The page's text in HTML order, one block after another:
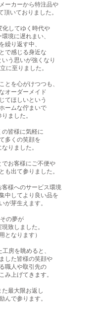
ーカーから特注品や
いておりました。
化してゆく時代や
境に遅れまい、
繰り返す中、
で感じる身近な
う思いが強くなり
に至りました。
とを心がけつつも、
オーダーメイド
てほしいという
ームな佇まいで
ました。
皆様に気軽に
多くの笑顔を
りました。
お客様にご不便や
も出て参りました。
様へのサービス環境
中してより良い品を
が芽生えます。
の夢が
致しました。
となります）
房を眺めると、
した皆様の笑顔や
職人や取引先の
み上げてきます。
最大限お返し
んで参ります。